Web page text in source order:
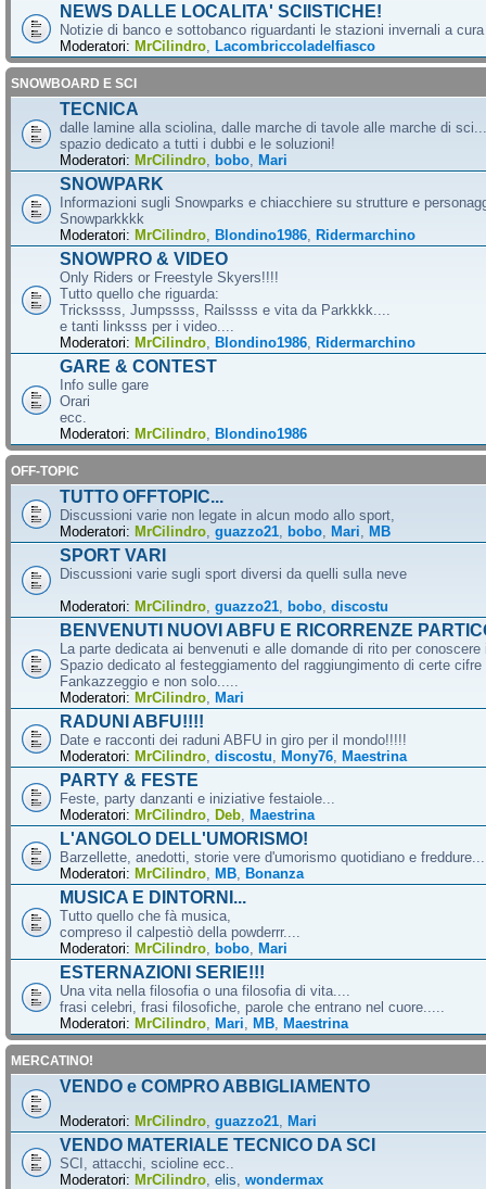
NEWS DALLE LOCALITA' SCIISTICHE!
Notizie di banco e sottobanco riguardanti le stazioni invernali a
Moderatori: MrCilindro Lacombriccoladelfiasco
SNOWBOARD E SCI
TECNICA
dalle lamine alla sciolina, dalle marche di tavole alle marche di
spazio dedicato a tutti i dubbi e le soluzioni!
Moderatori: MrCilindro bobo Mari
SNOWPARK
Informazioni sugli Snowparks e chiacchiere su strutture e
Snowparkkkk
Moderatori: MrCilindro Blondino1986 Ridermarchino
SNOWPRO & VIDEO
Only Riders or Freestyle Skyers!!!!
Tutto quello che riguarda:
Trickssss, Jumpssss, Railssss e vita da Parkkkk....
e tanti linksss per i video....
Moderatori: MrCilindro Blondino1986 Ridermarchino
GARE & CONTEST
Info sulle gare
Orari
ecc.
Moderatori: MrCilindro Blondino1986
OFF-TOPIC
TUTTO OFFTOPIC...
Discussioni varie non legate in alcun modo allo sport,
Moderatori: MrCilindro guazzo21 bobo Mari MB
SPORT VARI
Discussioni varie sugli sport diversi da quelli sulla neve
Moderatori: MrCilindro guazzo21 bobo discostu
BENVENUTI NUOVI ABFU E RICORRENZE
La parte dedicata ai benvenuti e alle domande di rito per
Spazio dedicato al festeggiamento del raggiungimento di certe cifre
Fankazzeggio e non solo.....
Moderatori: MrCilindro Mari
RADUNI ABFU!!!!
Date e racconti dei raduni ABFU in giro per il mondo!!!!!
Moderatori: MrCilindro discostu Mony76 Maestrina
PARTY & FESTE
Feste, party danzanti e iniziative festaiole...
Moderatori: MrCilindro Deb Maestrina
L'ANGOLO DELL'UMORISMO!
Barzellette, anedotti, storie vere d'umorismo quotidiano e
Moderatori: MrCilindro MB Bonanza
MUSICA E DINTORNI...
Tutto quello che fà musica,
compreso il calpestiò della powderrr....
Moderatori: MrCilindro bobo Mari
ESTERNAZIONI SERIE!!!
Una vita nella filosofia o una filosofia di vita....
frasi celebri, frasi filosofiche, parole che entrano nel cuore.....
Moderatori: MrCilindro Mari MB Maestrina
MERCATINO!
VENDO e COMPRO ABBIGLIAMENTO
Moderatori: MrCilindro guazzo21 Mari
VENDO MATERIALE TECNICO DA SCI
SCI, attacchi, scioline ecc..
Moderatori: MrCilindro elis wondermax